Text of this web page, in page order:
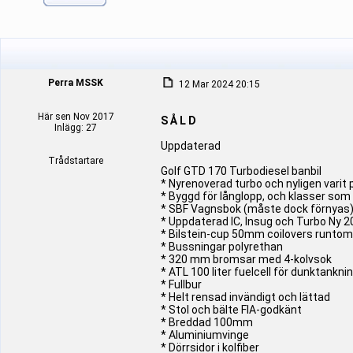
Perra MSSK
Här sen Nov 2017
Inlägg: 27
Trådstartare
12 Mar 2024 20:15
S Å L D
Uppdaterad
Golf GTD 170 Turbodiesel banbil
* Nyrenoverad turbo och nyligen varit
* Byggd för långlopp, och klasser som
* SBF Vagnsbok (måste dock förnyas)
* Uppdaterad IC, Insug och Turbo Ny
* Bilstein-cup 50mm coilovers
* Bussningar polyrethan
* 320 mm bromsar med 4-kolvsok
* ATL 100 liter fuelcell för
* Fullbur
* Helt rensad invändigt och lättad
* Stol och bälte FIA-godkänt
* Breddad 100mm
* Aluminiumvinge
* Dörrsidor i kolfiber